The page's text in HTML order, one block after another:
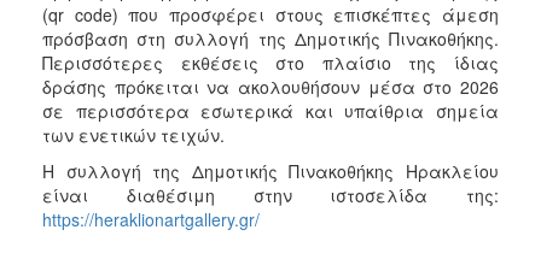
(qr code) που προσφέρει στους επισκέπτες άμεση
πρόσβαση στη συλλογή της Δημοτικής Πινακοθήκης.
Περισσότερες εκθέσεις στο πλαίσιο της ίδιας
δράσης πρόκειται να ακολουθήσουν μέσα στο 2026
σε περισσότερα εσωτερικά και υπαίθρια σημεία
των ενετικών τειχών.
Η συλλογή της Δημοτικής Πινακοθήκης Ηρακλείου
είναι διαθέσιμη στην ιστοσελίδα της:
https://heraklionartgallery.gr/